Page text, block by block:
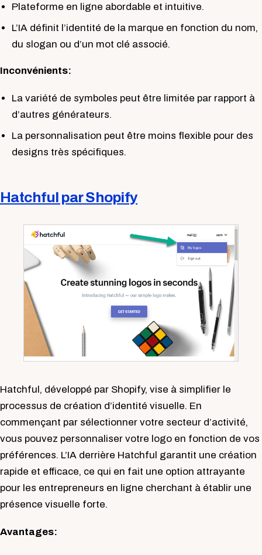
Plateforme en ligne abordable et intuitive.
L’IA définit l’identité de la marque en fonction du nom,
du slogan ou d’un mot clé associé.
Inconvénients:
La variété de symboles peut être limitée par rapport à
d’autres générateurs.
La personnalisation peut être moins flexible pour des
designs très spécifiques.
Hatchful par Shopify
Hatchful, développé par Shopify, vise à simplifier le
processus de création d’identité visuelle. En
commençant par sélectionner votre secteur d’activité,
vous pouvez personnaliser votre logo en fonction de vos
préférences. L’IA derrière Hatchful garantit une création
rapide et efficace, ce qui en fait une option attrayante
pour les entrepreneurs en ligne cherchant à établir une
présence visuelle forte.
Avantages: